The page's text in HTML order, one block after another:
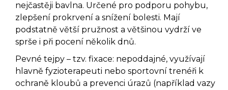
nejčastěji bavlna. Určené pro podporu pohybu,
zlepšení prokrvení a snížení bolesti. Mají
podstatně větší pružnost a většinou vydrží ve
sprše i při pocení několik dnů.
Pevné tejpy – tzv. fixace: nepoddajné, využívají
hlavně fyzioterapeuti nebo sportovní trenéři k
ochraně kloubů a prevenci úrazů (například vazy